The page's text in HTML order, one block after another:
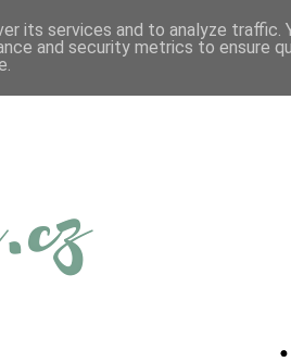
its services and to analyze traffic.
and security metrics to ensure